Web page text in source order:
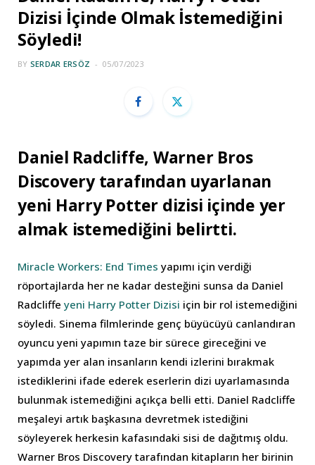
Dizisi İçinde Olmak İstemediğini
Söyledi!
BY SERDAR ERSÖZ 05/07/2023
Daniel Radcliffe, Warner Bros
Discovery tarafından uyarlanan
yeni Harry Potter dizisi içinde yer
almak istemediğini belirtti.
Miracle Workers: End Times yapımı için verdiği
röportajlarda her ne kadar desteğini sunsa da Daniel
Radcliffe yeni Harry Potter Dizisi için bir rol istemediğini
söyledi. Sinema filmlerinde genç büyücüyü canlandıran
oyuncu yeni yapımın taze bir sürece gireceğini ve
yapımda yer alan insanların kendi izlerini bırakmak
istediklerini ifade ederek eserlerin dizi uyarlamasında
bulunmak istemediğini açıkça belli etti. Daniel Radcliffe
meşaleyi artık başkasına devretmek istediğini
söyleyerek herkesin kafasındaki sisi de dağıtmış oldu.
Warner Bros Discovery tarafından kitapların her birinin